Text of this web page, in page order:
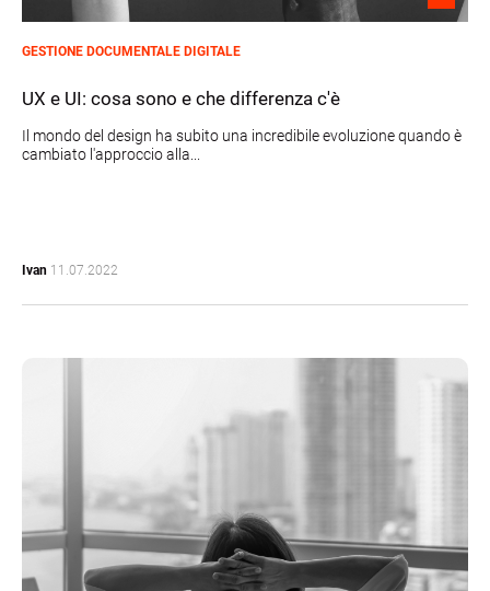
GESTIONE DOCUMENTALE DIGITALE
UX e UI: cosa sono e che differenza c'è
Il mondo del design ha subito una incredibile evoluzione quando è
cambiato l'approccio alla...
Ivan 11.07.2022